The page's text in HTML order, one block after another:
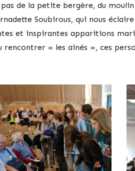
de la petite bergère, du
Soubirous, qui nous
et inspirantes apparitions
« les ainés », ces